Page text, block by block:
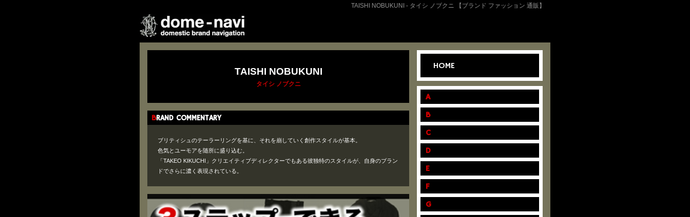
TAISHI NOBUKUNI - タイシ ノブクニ 【ブランド ファッション 通販】
TAISHI NOBUKUNI
タイシ ノブクニ
BRAND COMMENTARY
ブリティシュのテーラーリングを基に、それを崩していく創作スタイルが基本。
色気とユーモアを随所に盛り込む。
「TAKEO KIKUCHI」クリエイティブディレクターでもある彼独特のスタイルが、自身のブラン
ドでさらに濃く表現されている。
HOME
A
B
C
D
E
F
G